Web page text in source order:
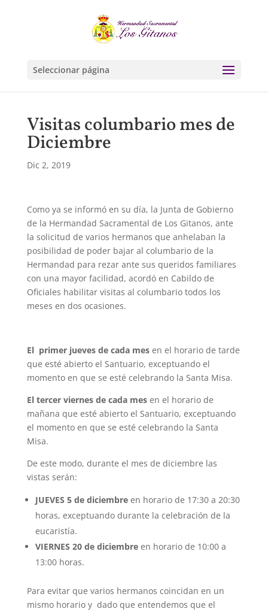
Seleccionar página
Visitas columbario mes de
Diciembre
Dic 2, 2019
Como ya se informó en su día, la Junta de Gobierno
de la Hermandad Sacramental de Los Gitanos, ante
la solicitud de varios hermanos que anhelaban la
posibilidad de poder bajar al columbario de la
Hermandad para rezar ante sus queridos familiares
con una mayor facilidad, acordó en Cabildo de
Oficiales habilitar visitas al columbario todos los
meses en dos ocasiones.
El primer jueves de cada mes en el horario de tarde
que esté abierto el Santuario, exceptuando el
momento en que se esté celebrando la Santa Misa.
El tercer viernes de cada mesen el horario de
mañana que esté abierto el Santuario, exceptuando
el momento en que se esté celebrando la Santa
Misa.
De este modo, durante el mes de diciembre las
vistas serán:
JUEVES 5 de diciembre en horario de 17:30 a 20:30
horas, exceptuando durante la celebración de la
eucaristía.
VIERNES 20 de diciembre en horario de 10:00 a
13:00 horas.
Para evitar que varios hermanos coincidan en un
mismo horario y dado que entendemos que el